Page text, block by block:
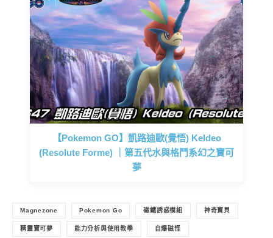
【Pokemon GO】凱路迪歐(覺悟) Keldeo
(Resolute Forme) ｜第五代水與格鬥系幻之寶可
夢
Magnezone Pokemon Go 磁鐵誘惑模組 神奇寶貝
精靈寶可夢 能力分析與使用教學 自爆磁怪